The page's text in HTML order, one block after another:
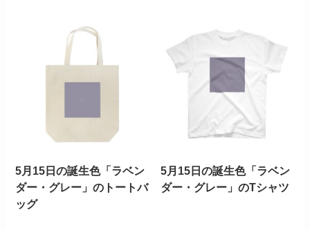
5月15日の誕生色「ラベン
ダー・グレー」のトートバ
ッグ
5月15日の誕生色「ラベン
ダー・グレー」のTシャツ